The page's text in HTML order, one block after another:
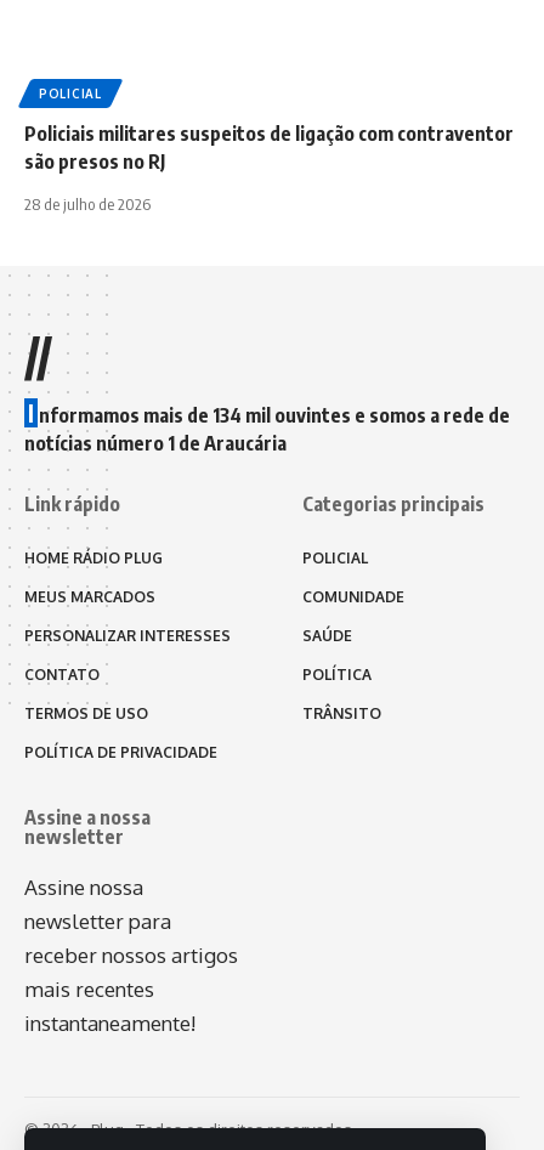
POLICIAL
Policiais militares suspeitos de ligação com contraventor
são presos no RJ
28 de julho de 2026
//
I nformamos mais de 134 mil ouvintes e somos a rede de
notícias número 1 de Araucária
Link rápido
HOME RÁDIO PLUG
MEUS MARCADOS
PERSONALIZAR INTERESSES
CONTATO
TERMOS DE USO
POLÍTICA DE PRIVACIDADE
Categorias principais
POLICIAL
COMUNIDADE
SAÚDE
POLÍTICA
TRÂNSITO
Assine a nossa
newsletter
Assine nossa
newsletter para
receber nossos artigos
mais recentes
instantaneamente!
© 2026 - Plug - Todos os direitos reservados.